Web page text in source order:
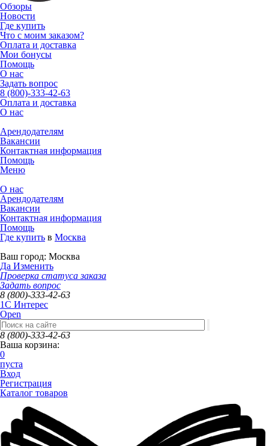
Обзоры
Новости
Где купить
Что с моим заказом?
Оплата и доставка
Мои бонусы
Помощь
О нас
Задать вопрос
8 (800)-333-42-63
Оплата и доставка
О нас
Арендодателям
Вакансии
Контактная информация
Помощь
Меню
О нас
Арендодателям
Вакансии
Контактная информация
Помощь
Где купить в Москва
Ваш город: Москва
Да Изменить
Проверка статуса заказа
Задать вопрос
8 (800)-333-42-63
1C Интерес
Open
8 (800)-333-42-63
Ваша корзина:
0
пуста
Вход
Регистрация
Каталог товаров